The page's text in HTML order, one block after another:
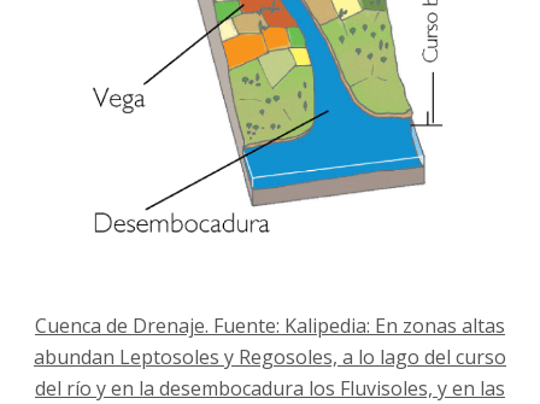
Cuenca de Drenaje. Fuente: Kalipedia: En zonas altas
abundan Leptosoles y Regosoles, a lo lago del curso
del río y en la desembocadura los Fluvisoles, y en las